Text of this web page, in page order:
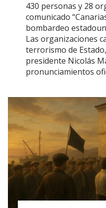
430 personas y 28
comunicado
bombardeo
Las organizaciones
terrorismo de
presidente Nicolás
pronunciamientos